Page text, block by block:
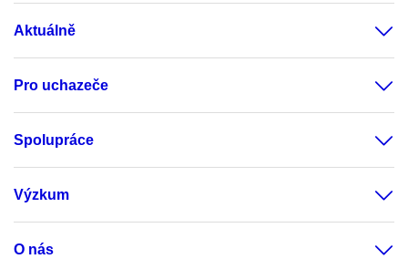
Aktuálně
Pro uchazeče
Spolupráce
Výzkum
O nás